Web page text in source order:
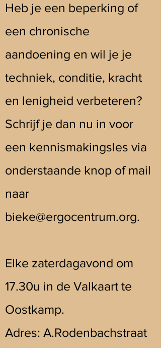
Heb je een beperking of
een chronische
aandoening en wil je je
techniek, conditie, kracht
en lenigheid verbeteren?
Schrijf je dan nu in voor
een kennismakingsles via
onderstaande knop of mail
naar
bieke@ergocentrum.org.
Elke zaterdagavond om
17.30u in de Valkaart te
Oostkamp.
Adres: A.Rodenbachstraat